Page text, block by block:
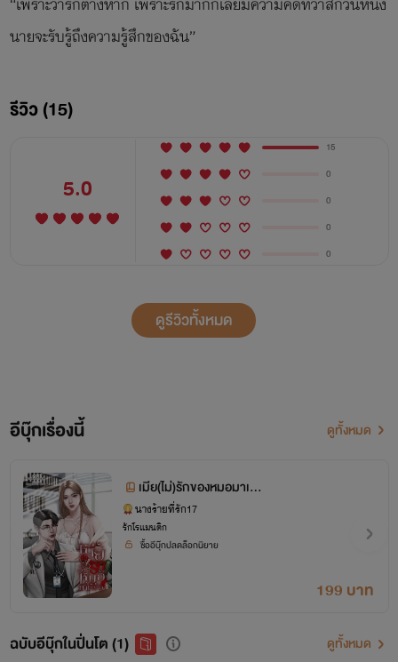
นายจะรับรู้ถึงความรู้สึกของฉัน”
รีวิว (15)
5.0
15
0
0
0
0
ดูรีวิวทั้งหมด
อีบุ๊กเรื่องนี้ ดูทั้งหมด
เมีย(ไม่)รักของหมอมาเฟีย
(มีอีบุ๊ค)
นางร้ายที่รัก17
รักโรแมนติก
ซื้ออีบุ๊กปลดล็อกนิยาย
199 บาท
ฉบับอีบุ๊กในปิ่นโต (1) ดูทั้งหมด